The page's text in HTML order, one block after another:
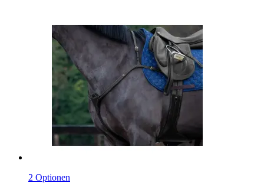
2 Optionen